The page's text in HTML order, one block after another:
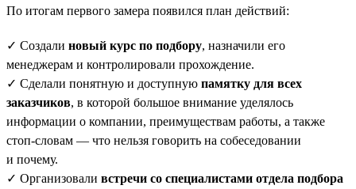
По итогам первого замера появился план действий:
✓ Создали новый курс по подбору, назначили его
менеджерам и контролировали прохождение.
✓ Сделали понятную и доступную памятку для всех
заказчиков, в которой большое внимание уделялось
информации о компании, преимуществам работы, а также
стоп-словам — что нельзя говорить на собеседовании
и почему.
✓ Организовали встречи со специалистами отдела подбора